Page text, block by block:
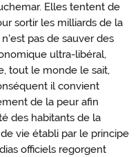
Elles tentent de
sortir les milliards de la
pas de sauver des
ultra-libéral,
tout le monde le sait,
il convient
de la peur afin
des habitants de la
vie établi par le principe
officiels regorgent